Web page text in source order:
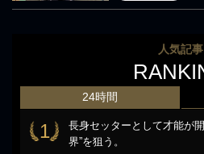
人気記事
24時間
1
長身セッターとして才能が
界”を狙う。